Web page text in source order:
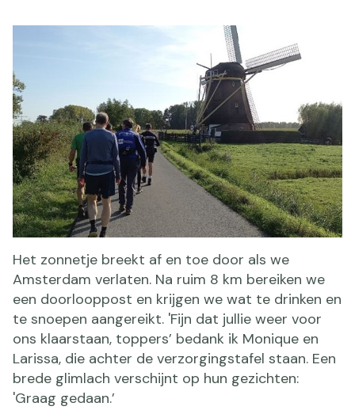
Het zonnetje breekt af en toe door als we
Amsterdam verlaten. Na ruim 8 km bereiken we
een doorlooppost en krijgen we wat te drinken en
te snoepen aangereikt. 'Fijn dat jullie weer voor
ons klaarstaan, toppers’ bedank ik Monique en
Larissa, die achter de verzorgingstafel staan. Een
brede glimlach verschijnt op hun gezichten:
'Graag gedaan.’